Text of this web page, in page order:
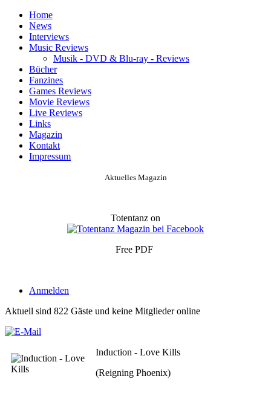
Home
News
Interviews
Music Reviews
Musik - DVD & Blu-ray - Reviews
Bücher
Fanzines
Games Reviews
Movie Reviews
Live Reviews
Links
Magazin
Kontakt
Impressum
Aktuelles Magazin
Totentanz on
Free PDF
Anmelden
Aktuell sind 822 Gäste und keine Mitglieder online
Induction - Love Kills
(Reigning Phoenix)